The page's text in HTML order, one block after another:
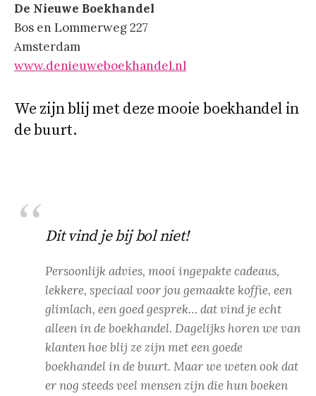
De Nieuwe Boekhandel
Bos en Lommerweg 227
Amsterdam
www.denieuweboekhandel.nl
We zijn blij met deze mooie boekhandel in
de buurt.
Dit vind je bij bol niet!
Persoonlijk advies, mooi ingepakte cadeaus,
lekkere, speciaal voor jou gemaakte koffie, een
glimlach, een goed gesprek… dat vind je echt
alleen in de boekhandel. Dagelijks horen we van
klanten hoe blij ze zijn met een goede
boekhandel in de buurt. Maar we weten ook dat
er nog steeds veel mensen zijn die hun boeken